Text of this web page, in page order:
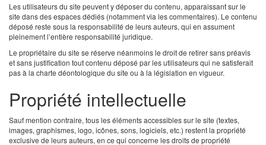
Les utilisateurs du site peuvent y déposer du contenu, apparaissant sur le
site dans des espaces dédiés (notamment via les commentaires). Le contenu
déposé reste sous la responsabilité de leurs auteurs, qui en assument
pleinement l’entière responsabilité juridique.
Le propriétaire du site se réserve néanmoins le droit de retirer sans préavis
et sans justification tout contenu déposé par les utilisateurs qui ne satisferait
pas à la charte déontologique du site ou à la législation en vigueur.
Propriété intellectuelle
Sauf mention contraire, tous les éléments accessibles sur le site (textes,
images, graphismes, logo, icônes, sons, logiciels, etc.) restent la propriété
exclusive de leurs auteurs, en ce qui concerne les droits de propriété